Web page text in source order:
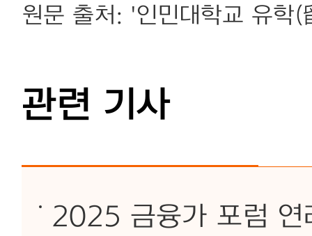
원문 출처: '인민대학교 유학
관련 기사
2025 금융가 포럼 연